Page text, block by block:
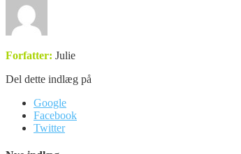
Forfatter: Julie
Del dette indlæg på
Google
Facebook
Twitter